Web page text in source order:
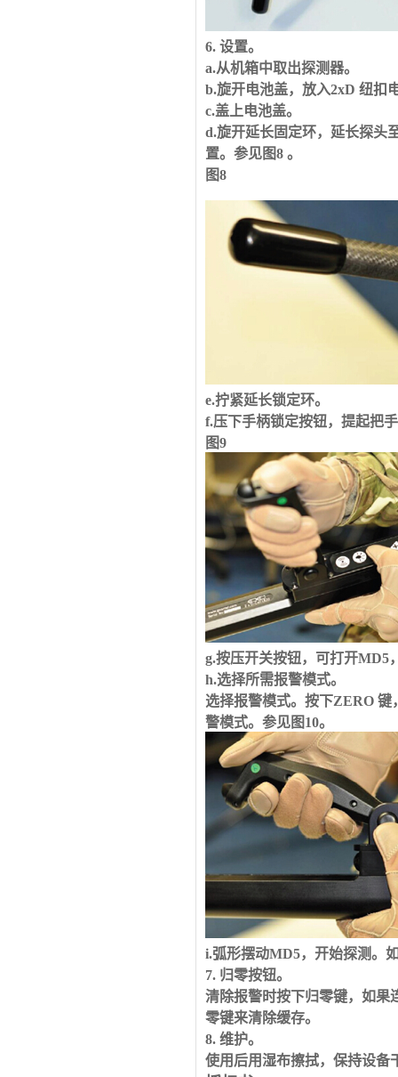
6. 设置。
a.从机箱中取出探测器。
b.旋开电池盖，放入2xD 纽扣
c.盖上电池盖。
d.旋开延长固定环，延长探头
置。参见图8 。
图8
e.拧紧延长锁定环。
f.压下手柄锁定按钮，提起把
图9
g.按压开关按钮，可打开MD5
h.选择所需报警模式。
选择报警模式。按下ZERO 键
警模式。参见图10。
i.弧形摆动MD5，开始探测。
7. 归零按钮。
清除报警时按下归零键，如果
零键来清除缓存。
8. 维护。
使用后用湿布擦拭，保持设备